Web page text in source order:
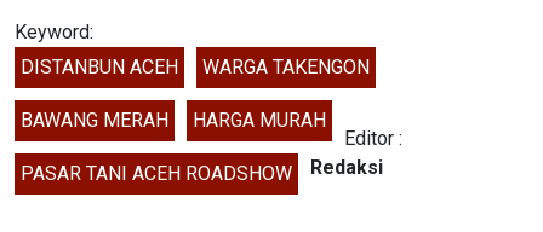
Keyword:
DISTANBUN ACEH
WARGA TAKENGON
BAWANG MERAH HARGA MURAH
PASAR TANI ACEH ROADSHOW
Editor :
Redaksi